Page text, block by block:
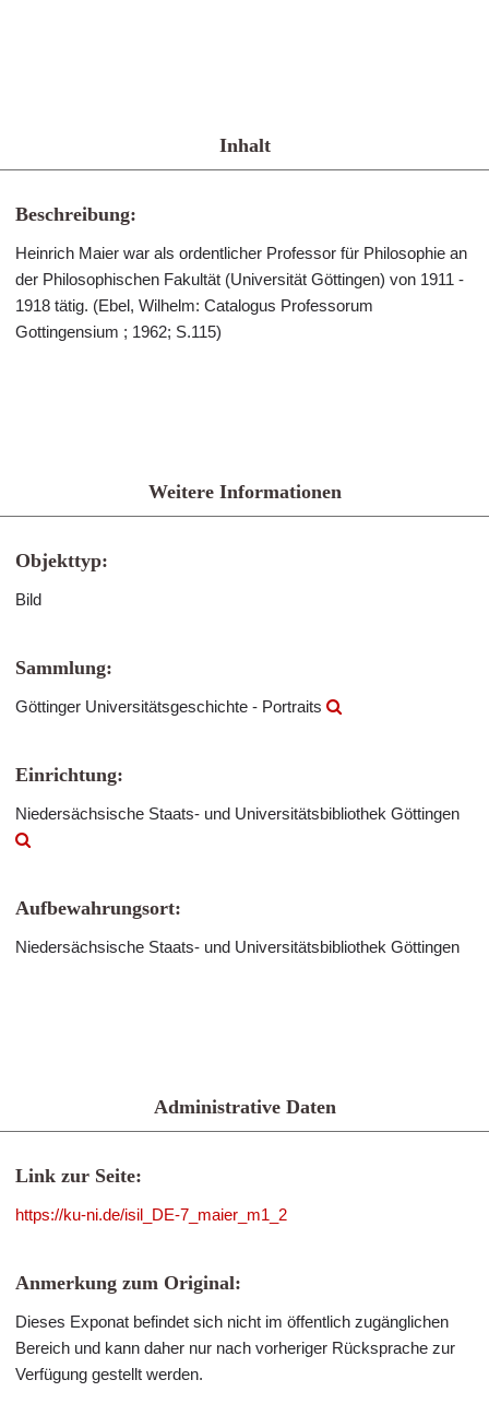
Inhalt
Beschreibung:
Heinrich Maier war als ordentlicher Professor für Philosophie an
der Philosophischen Fakultät (Universität Göttingen) von 1911 -
1918 tätig. (Ebel, Wilhelm: Catalogus Professorum
Gottingensium ; 1962; S.115)
Weitere Informationen
Objekttyp:
Bild
Sammlung:
Göttinger Universitätsgeschichte - Portraits
Einrichtung:
Niedersächsische Staats- und Universitätsbibliothek Göttingen
Aufbewahrungsort:
Niedersächsische Staats- und Universitätsbibliothek Göttingen
Administrative Daten
Link zur Seite:
https://ku-ni.de/isil_DE-7_maier_m1_2
Anmerkung zum Original:
Dieses Exponat befindet sich nicht im öffentlich zugänglichen
Bereich und kann daher nur nach vorheriger Rücksprache zur
Verfügung gestellt werden.